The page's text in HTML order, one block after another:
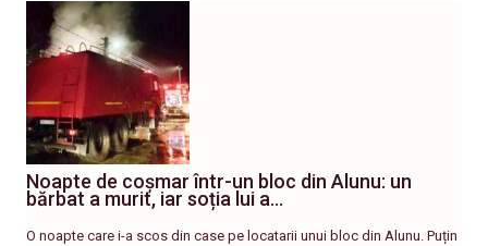
Noapte de coșmar într-un bloc din Alunu: un
bărbat a murit, iar soția lui a…
O noapte care i-a scos din case pe locatarii unui bloc din Alunu. Puțin